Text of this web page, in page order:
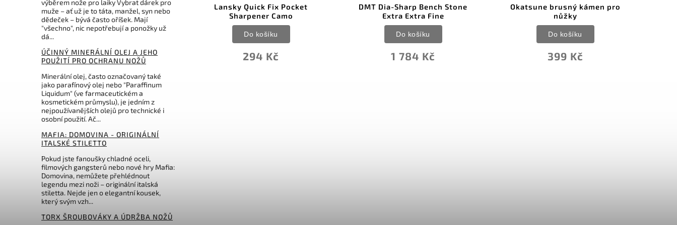
výběrem nože pro laiky Vybrat dárek pro
muže – ať už je to táta, manžel, syn nebo
dědeček – bývá často oříšek. Mají
"všechno", nic nepotřebují a ponožky už
dá...
ÚČINNÝ MINERÁLNÍ OLEJ A JEHO
POUŽITÍ PRO OCHRANU NOŽŮ
Minerální olej, často označovaný také
jako parafínový olej nebo "Paraffinum
Liquidum" (ve farmaceutickém a
kosmetickém průmyslu), je jedním z
nejpoužívanějších olejů pro technické i
osobní použití. Ač...
MAFIA: DOMOVINA - ORIGINÁLNÍ
ITALSKÉ STILETTO
Pokud jste fanoušky chladné oceli,
filmových gangsterů nebo nové hry Mafia:
Domovina, nemůžete přehlédnout
legendu mezi noži – originální italská
stiletta. Nejde jen o elegantní kousek,
který svým vzh...
TORX ŠROUBOVÁKY A ÚDRŽBA NOŽŮ
Lansky Steel Sharp Stick 9in
640 Kč
Do košíku
Lansky Quick Fix Pocket
Sharpener Camo
294 Kč
Do košíku
DMT Dia-Sharp Bench Stone
Extra Extra Fine
1 784 Kč
Do košíku
Okatsune brusný kámen pro
nůžky
399 Kč
Do košíku